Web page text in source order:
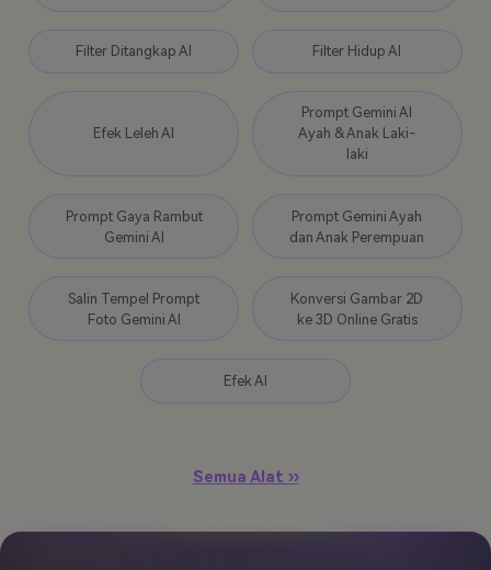
Filter Ditangkap AI Filter Hidup AI
Efek Leleh AI
Prompt Gemini AI
Ayah & Anak Laki-
laki
Prompt Gaya Rambut
Gemini AI
Prompt Gemini Ayah
dan Anak Perempuan
Salin Tempel Prompt
Foto Gemini AI
Konversi Gambar 2D
ke 3D Online Gratis
Efek AI
Semua Alat ››